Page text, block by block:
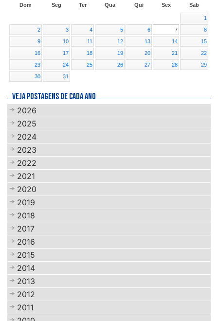
Dom Seg Ter Qua Qui Sex Sab
1
2
3 4 5 6 7
8
9
10 11 12 13 14
15
16
17 18 19 20 21
22
23
24 25 26 27 28
29
30
31
VEJA POSTAGENS DE CADA ANO
2026
2025
2024
2023
2022
2021
2020
2019
2018
2017
2016
2015
2014
2013
2012
2011